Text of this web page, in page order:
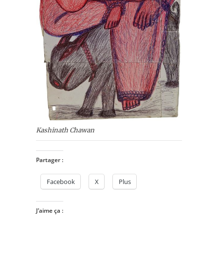
Kashinath Chawan
Partager :
Facebook X Plus
J’aime ça :